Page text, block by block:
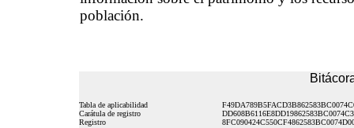
población.
Tabla de aplicabilidad
Carátula de registro
Registro